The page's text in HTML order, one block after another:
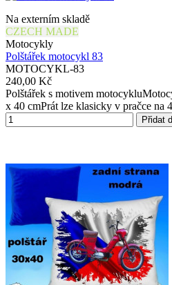
Na externím skladě
CZECH MADE
Motocykly
Polštářek motocykl 83
MOTOCYKL-83
240,00 Kč
Polštářek s motivem
x 40 cmPrát lze klasicky v pračce na
Přidat